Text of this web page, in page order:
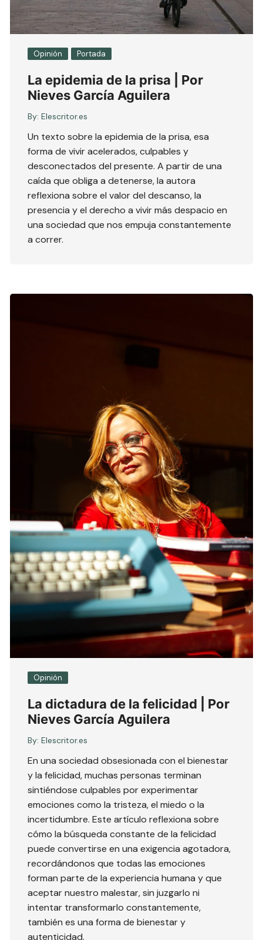
Opinión Portada
La epidemia de la prisa | Por
Nieves García Aguilera
By: Elescritor.es
Un texto sobre la epidemia de la prisa, esa
forma de vivir acelerados, culpables y
desconectados del presente. A partir de una
caída que obliga a detenerse, la autora
reflexiona sobre el valor del descanso, la
presencia y el derecho a vivir más despacio en
una sociedad que nos empuja constantemente
a correr.
Opinión
La dictadura de la felicidad | Por
Nieves García Aguilera
By: Elescritor.es
En una sociedad obsesionada con el bienestar
y la felicidad, muchas personas terminan
sintiéndose culpables por experimentar
emociones como la tristeza, el miedo o la
incertidumbre. Este artículo reflexiona sobre
cómo la búsqueda constante de la felicidad
puede convertirse en una exigencia agotadora,
recordándonos que todas las emociones
forman parte de la experiencia humana y que
aceptar nuestro malestar, sin juzgarlo ni
intentar transformarlo constantemente,
también es una forma de bienestar y
autenticidad.